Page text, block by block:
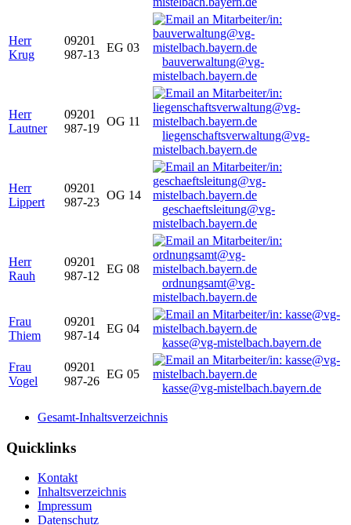
Herr
Krug
09201
987-13
EG 03
bauverwaltung@vg-
mistelbach.bayern.de
Herr
Lautner
09201
987-19
OG 11
liegenschaftsverwaltung@vg-
mistelbach.bayern.de
Herr
Lippert
09201
987-23
OG 14
geschaeftsleitung@vg-
mistelbach.bayern.de
Herr
Rauh
09201
987-12
EG 08
ordnungsamt@vg-
mistelbach.bayern.de
Frau
Thiem
09201
987-14
EG 04
kasse@vg-mistelbach.bayern.de
Frau
Vogel
09201
987-26
EG 05
kasse@vg-mistelbach.bayern.de
Gesamt-Inhaltsverzeichnis
Quicklinks
Kontakt
Inhaltsverzeichnis
Impressum
Datenschutz